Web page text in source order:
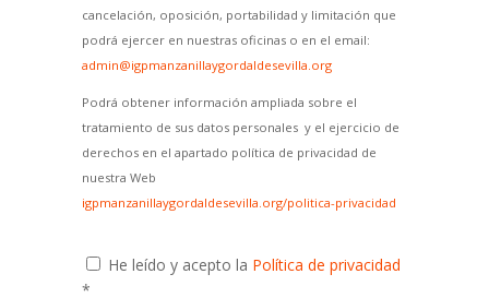
cancelación, oposición, portabilidad y limitación que
podrá ejercer en nuestras oficinas o en el email:
admin@igpmanzanillaygordaldesevilla.org
Podrá obtener información ampliada sobre el
tratamiento de sus datos personales y el ejercicio de
derechos en el apartado política de privacidad de
nuestra Web
igpmanzanillaygordaldesevilla.org/politica-privacidad
He leído y acepto la Política de privacidad
*